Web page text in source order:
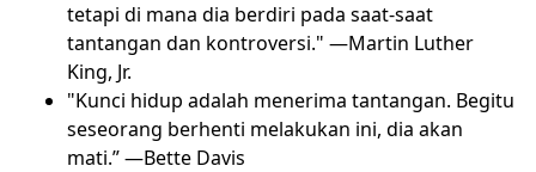
tetapi di mana dia berdiri pada saat-saat
tantangan dan kontroversi." —Martin Luther
King, Jr.
"Kunci hidup adalah menerima tantangan. Begitu
seseorang berhenti melakukan ini, dia akan
mati.” —Bette Davis